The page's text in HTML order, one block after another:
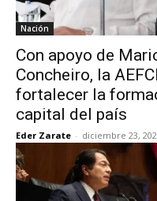
Nación
Con apoyo de
Concheiro, la
fortalecer la
capital del país
Eder Zarate - diciembre 23,